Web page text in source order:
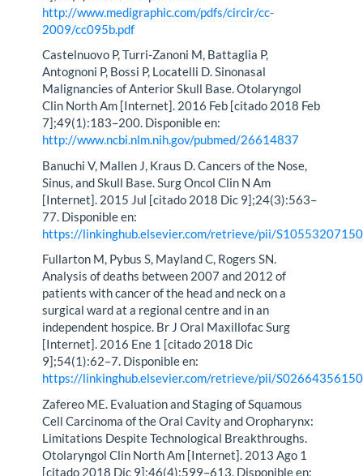
http://www.medigraphic.com/pdfs/circir/cc-
2009/cc095b.pdf
Castelnuovo P, Turri-Zanoni M, Battaglia P,
Antognoni P, Bossi P, Locatelli D. Sinonasal
Malignancies of Anterior Skull Base. Otolaryngol
Clin North Am [Internet]. 2016 Feb [citado 2018 Feb
7];49(1):183–200. Disponible en:
http://www.ncbi.nlm.nih.gov/pubmed/26614837
Banuchi V, Mallen J, Kraus D. Cancers of the Nose,
Sinus, and Skull Base. Surg Oncol Clin N Am
[Internet]. 2015 Jul [citado 2018 Dic 9];24(3):563–
77. Disponible en:
https://linkinghub.elsevier.com/retrieve/pii/
Fullarton M, Pybus S, Mayland C, Rogers SN.
Analysis of deaths between 2007 and 2012 of
patients with cancer of the head and neck on a
surgical ward at a regional centre and in an
independent hospice. Br J Oral Maxillofac Surg
[Internet]. 2016 Ene 1 [citado 2018 Dic
9];54(1):62–7. Disponible en:
https://linkinghub.elsevier.com/retrieve/pii/
Zafereo ME. Evaluation and Staging of Squamous
Cell Carcinoma of the Oral Cavity and Oropharynx:
Limitations Despite Technological Breakthroughs.
Otolaryngol Clin North Am [Internet]. 2013 Ago 1
[citado 2018 Dic 9];46(4):599–613. Disponible en: